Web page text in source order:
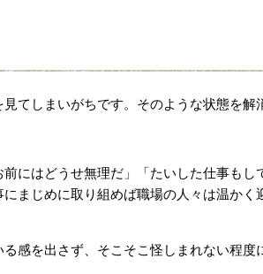
しまいがちです。そのような状態を解
にはどうせ無理だ」「たいした仕事も
まじめに取り組めば職場の人々は温か
感を出さず、そこそこ怪しまれない程